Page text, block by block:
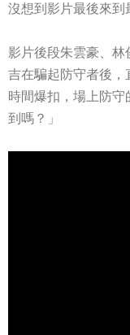
沒想到影片最後來到
影片後段朱雲豪、
吉在騙起防守者後
時間爆扣，場上防
到嗎？」